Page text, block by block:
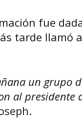
fue
tarde llamó
un grupo
al presidente